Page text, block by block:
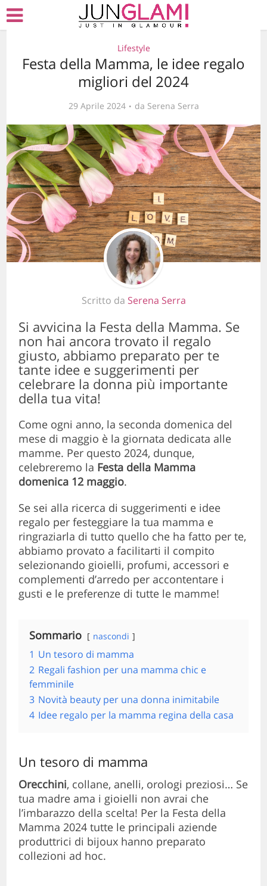
Lifestyle
Festa della Mamma, le idee regalo
migliori del 2024
29 Aprile 2024 da Serena Serra
Scritto da Serena Serra
Si avvicina la Festa della Mamma. Se
non hai ancora trovato il regalo
giusto, abbiamo preparato per te
tante idee e suggerimenti per
celebrare la donna più importante
della tua vita!
Come ogni anno, la seconda domenica del
mese di maggio è la giornata dedicata alle
mamme. Per questo 2024, dunque,
celebreremo la Festa della Mamma
domenica 12 maggio.
Se sei alla ricerca di suggerimenti e idee
regalo per festeggiare la tua mamma e
ringraziarla di tutto quello che ha fatto per te,
abbiamo provato a facilitarti il compito
selezionando gioielli, profumi, accessori e
complementi d’arredo per accontentare i
gusti e le preferenze di tutte le mamme!
Sommario nascondi
1 Un tesoro di mamma
2 Regali fashion per una mamma chic e
femminile
3 Novità beauty per una donna inimitabile
4 Idee regalo per la mamma regina della casa
Un tesoro di mamma
Orecchini, collane, anelli, orologi preziosi… Se
tua madre ama i gioielli non avrai che
l’imbarazzo della scelta! Per la Festa della
Mamma 2024 tutte le principali aziende
produttrici di bijoux hanno preparato
collezioni ad hoc.